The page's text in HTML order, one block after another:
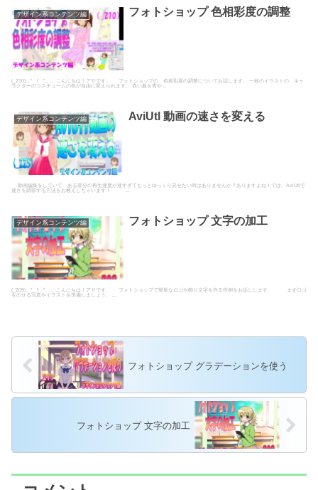
デザイン系コンテンツ編 フォトショップ 色相彩度の調整
(_210)＿” f ”＿＿ こんにちは！アサです。 フォトショップの 色相彩度の調整についてお話します。 一枚のイラストの キャ
ラクターのコスチュームの色が自由に変えられます。 赤い服を青や...
デザイン系コンテンツ編 AviUtl 動画の速さを変える
動画編集をしていて ある部分の再生速度が速すぎてもっとゆっくり見せたい時はありませんか？ありますよね！では、AviUtlで
速さを調節する方法をお教えしちゃいます！ ...
デザイン系コンテンツ編 フォトショップ 文字の加工
(_209)＿” f ”＿＿ こんにちは！アサです。 フォトショップで簡単なロゴや飾り文字を作る作例をお話しします。 まずロゴ
をのせる写真やイラストを準備しましょう。 ...
フォトショップ グラデーションを使う
フォトショップ 文字の加工